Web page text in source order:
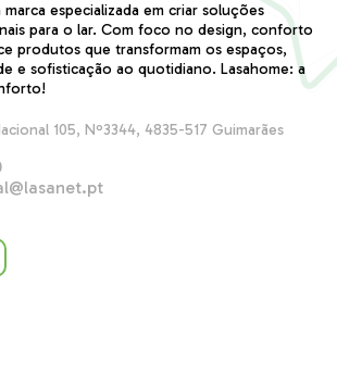
marca especializada em criar soluções
para o lar. Com foco no design, conforto
produtos que transformam os espaços,
e sofisticação ao quotidiano. Lasahome: a
105, Nº3344, 4835-517 Guimarães